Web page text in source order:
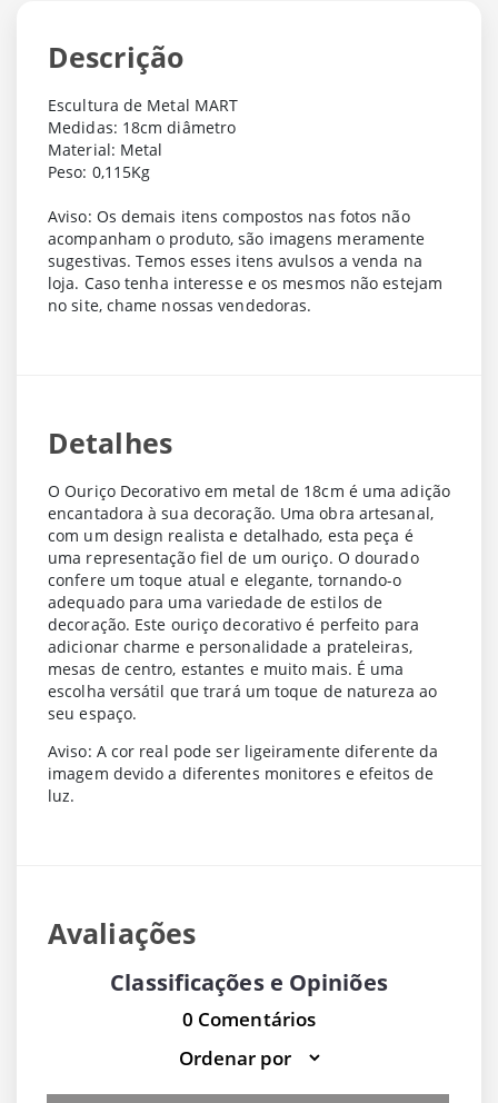
Descrição
Escultura de Metal MART
Medidas: 18cm diâmetro
Material: Metal
Peso: 0,115Kg
Aviso: Os demais itens compostos nas fotos não
acompanham o produto, são imagens meramente
sugestivas. Temos esses itens avulsos a venda na
loja. Caso tenha interesse e os mesmos não estejam
no site, chame nossas vendedoras.
Detalhes
O Ouriço Decorativo em metal de 18cm é uma adição
encantadora à sua decoração. Uma obra artesanal,
com um design realista e detalhado, esta peça é
uma representação fiel de um ouriço. O dourado
confere um toque atual e elegante, tornando-o
adequado para uma variedade de estilos de
decoração. Este ouriço decorativo é perfeito para
adicionar charme e personalidade a prateleiras,
mesas de centro, estantes e muito mais. É uma
escolha versátil que trará um toque de natureza ao
seu espaço.
Aviso: A cor real pode ser ligeiramente diferente da
imagem devido a diferentes monitores e efeitos de
luz.
Avaliações
Classificações e Opiniões
0 Comentários